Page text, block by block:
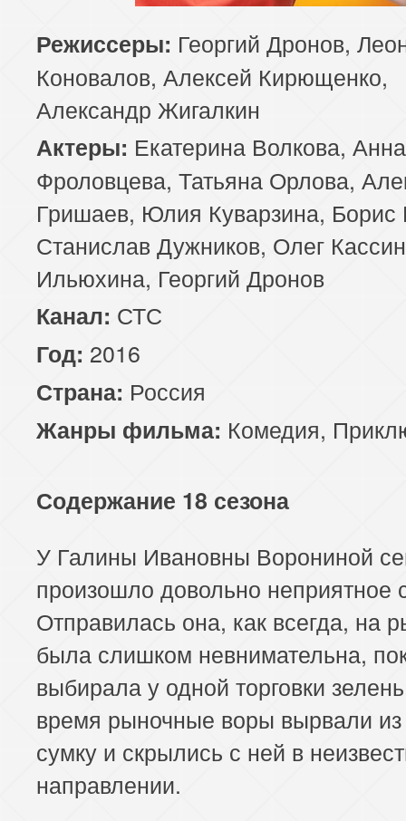
Режиссеры: Георгий Дронов,
Коновалов, Алексей Кирющенко,
Александр Жигалкин
Актеры: Екатерина Волкова, Анна
Фроловцева, Татьяна Орлова,
Гришаев, Юлия Куварзина,
Станислав Дужников, Олег
Ильюхина, Георгий Дронов
Канал: СТС
Год: 2016
Страна: Россия
Жанры фильма: Комедия,
Содержание 18 сезона
У Галины Ивановны Ворониной
произошло довольно неприятное
Отправилась она, как всегда, на
была слишком невнимательна,
выбирала у одной торговки
время рыночные воры вырвали из
сумку и скрылись с ней в
направлении.